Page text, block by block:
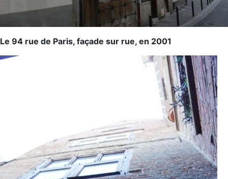
Le 94 rue de Paris, façade sur rue, en 2001